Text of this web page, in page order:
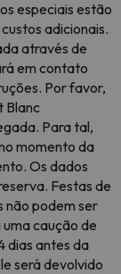
especiais estão
adicionais.
através de
em contato
Por favor,
Blanc
Para tal,
momento da
Os dados
Festas de
não podem ser
caução de
dias antes da
será devolvido